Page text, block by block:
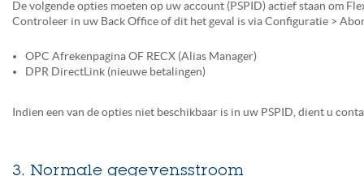
De volgende opties moeten op uw account (PSPID) actief staan om
Controleer in uw Back Office of dit het geval is via Configuratie >
OPC Afrekenpagina OF RECX (Alias Manager)
DPR DirectLink (nieuwe betalingen)
Indien een van de opties niet beschikbaar is in uw PSPID, dient u
3. Normale gegevensstroom